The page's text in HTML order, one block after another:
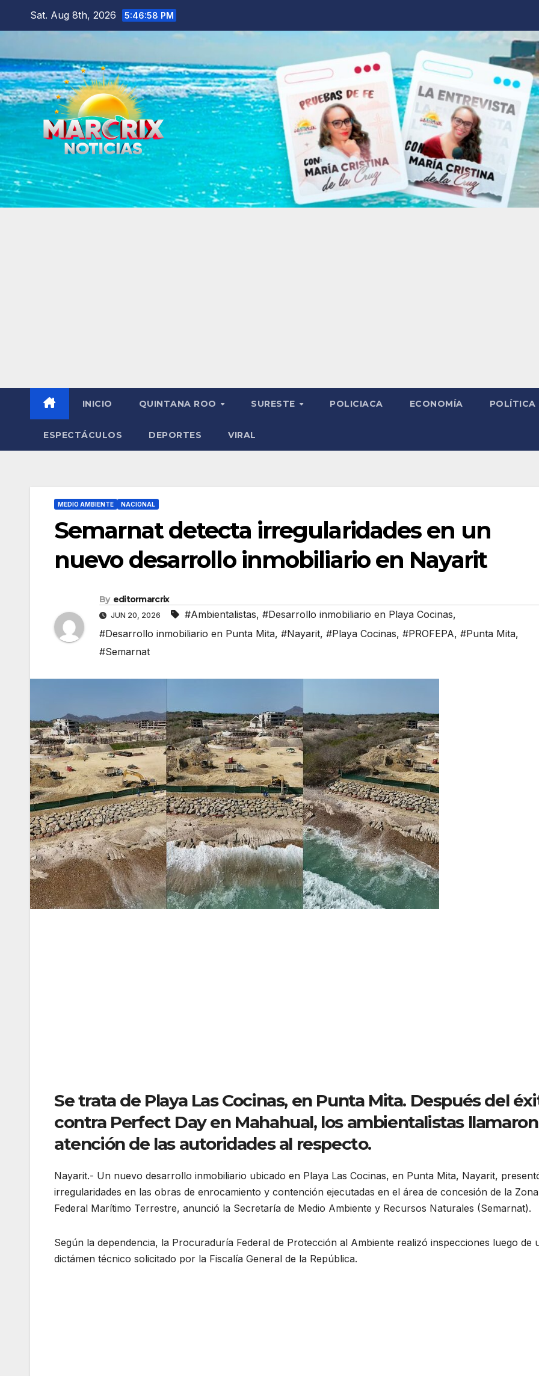
Sat. Aug 8th, 2026 5:47:00 PM
INICIO QUINTANA ROO SURESTE POLICIACA ECONOMÍA POLÍTICA
ESPECTÁCULOS DEPORTES VIRAL
MEDIO AMBIENTE NACIONAL
Semarnat detecta irregularidades en un
nuevo desarrollo inmobiliario en Nayarit
By editormarcrix
JUN 20, 2026 #Ambientalistas, #Desarrollo inmobiliario en Playa Cocinas,
#Desarrollo inmobiliario en Punta Mita, #Nayarit, #Playa Cocinas, #PROFEPA, #Punta Mita,
#Semarnat
Se trata de Playa Las Cocinas, en Punta Mita. Después del
contra Perfect Day en Mahahual, los ambientalistas
atención de las autoridades al respecto.
Nayarit.- Un nuevo desarrollo inmobiliario ubicado en Playa Las Cocinas, en Punta Mita, Nayarit,
irregularidades en las obras de enrocamiento y contención ejecutadas en el área de concesión de la Zona
Federal Marítimo Terrestre, anunció la Secretaría de Medio Ambiente y Recursos Naturales (Semarnat).
Según la dependencia, la Procuraduría Federal de Protección al Ambiente realizó inspecciones luego de
dictámen técnico solicitado por la Fiscalía General de la República.